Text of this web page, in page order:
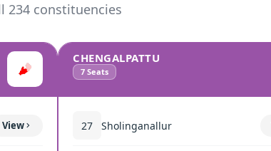
234 constituencies
View
CHENGALPATTU
7 Seats
27 Sholinganallur